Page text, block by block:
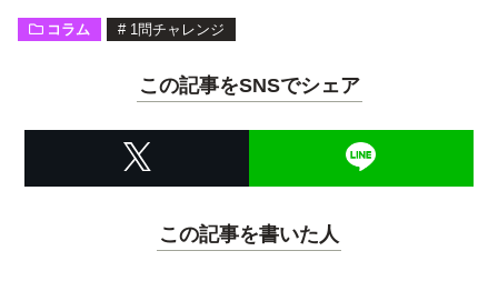
コラム # 1問チャレンジ
この記事をSNSでシェア
この記事を書いた人